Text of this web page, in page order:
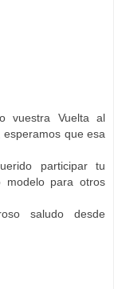
vuestra Vuelta al
que esa
participar tu
modelo para otros
saludo desde